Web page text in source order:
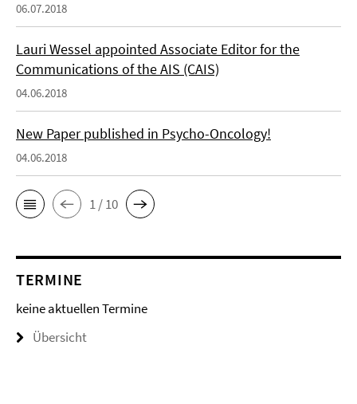
06.07.2018
Lauri Wessel appointed Associate Editor for the
Communications of the AIS (CAIS)
04.06.2018
New Paper published in Psycho-Oncology!
04.06.2018
1 / 10
TERMINE
keine aktuellen Termine
Übersicht